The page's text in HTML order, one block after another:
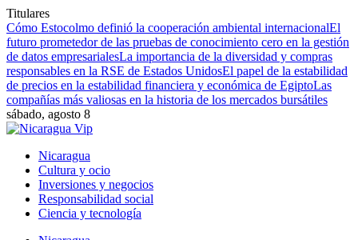
Titulares
Cómo Estocolmo definió la cooperación ambiental internacionalEl
futuro prometedor de las pruebas de conocimiento cero en la gestión
de datos empresarialesLa importancia de la diversidad y compras
responsables en la RSE de Estados UnidosEl papel de la estabilidad
de precios en la estabilidad financiera y económica de EgiptoLas
compañías más valiosas en la historia de los mercados bursátiles
sábado, agosto 8
Nicaragua
Cultura y ocio
Inversiones y negocios
Responsabilidad social
Ciencia y tecnología